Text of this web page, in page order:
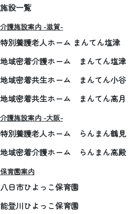
施設一覧
介護施設案内 -滋賀-
特別養護老人ホーム まんてん塩津
地域密着介護ホーム まんてん塩津
地域密着共生ホーム まんてん小谷
地域密着共生ホーム まんてん高月
介護施設案内 -大阪-
特別養護老人ホーム らんまん鶴見
地域密着介護ホーム らんまん高殿
保育園案内
八日市ひよっこ保育園
能登川ひよっこ保育園